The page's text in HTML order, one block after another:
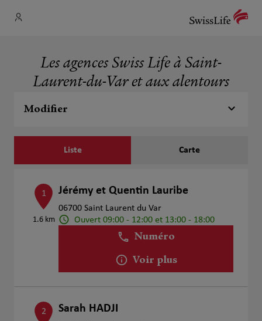
Les agences Swiss Life à Saint-
Laurent-du-Var et aux alentours
Modifier
Liste Carte
1
1.6 km
Jérémy et Quentin Lauribe
06700 Saint Laurent du Var
Ouvert 09:00 - 12:00 et 13:00 - 18:00
Numéro
Voir plus
2 Sarah HADJI